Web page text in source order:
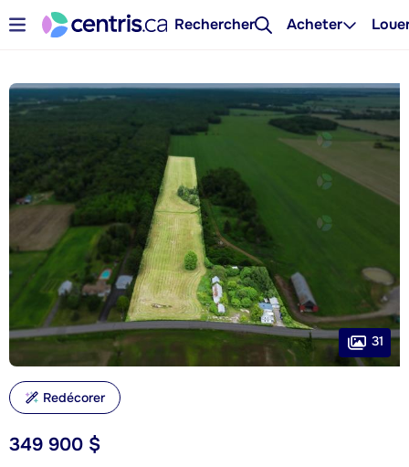
Rechercher Acheter
349 900 $
31
Redécorer